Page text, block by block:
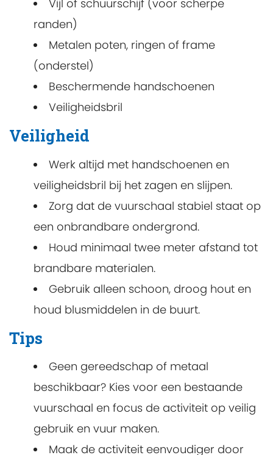
Vijl of schuurschijf (voor scherpe
randen)
Metalen poten, ringen of frame
(onderstel)
Beschermende handschoenen
Veiligheidsbril
Veiligheid
Werk altijd met handschoenen en
veiligheidsbril bij het zagen en slijpen.
Zorg dat de vuurschaal stabiel staat op
een onbrandbare ondergrond.
Houd minimaal twee meter afstand tot
brandbare materialen.
Gebruik alleen schoon, droog hout en
houd blusmiddelen in de buurt.
Tips
Geen gereedschap of metaal
beschikbaar? Kies voor een bestaande
vuurschaal en focus de activiteit op veilig
gebruik en vuur maken.
Maak de activiteit eenvoudiger door